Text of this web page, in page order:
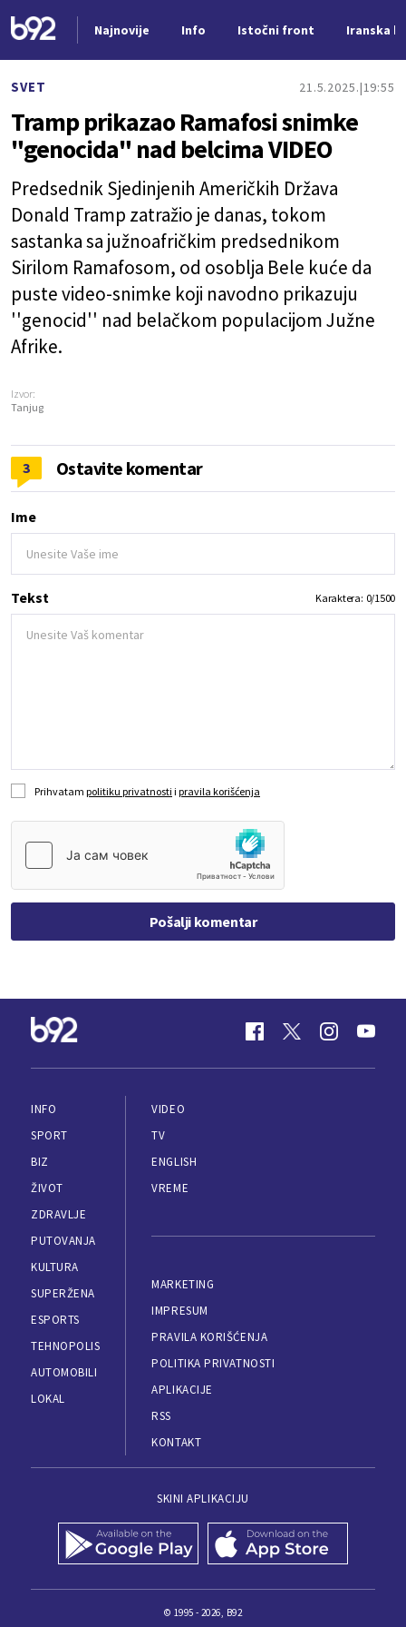
Najnovije Info Istočni front Iranska
SVET 21.5.2025. 19:55
Tramp prikazao Ramafosi snimke
"genocida" nad belcima VIDEO
Predsednik Sjedinjenih Američkih Država
Donald Tramp zatražio je danas, tokom
sastanka sa južnoafričkim predsednikom
Sirilom Ramafosom, od osoblja Bele kuće da
puste video-snimke koji navodno prikazuju
''genocid'' nad belačkom populacijom Južne
Afrike.
Izvor:
Tanjug
3 Ostavite komentar
Ime
Tekst Karaktera: 0/1500
Prihvatam politiku privatnosti i pravila korišćenja
Pošalji komentar
INFO
SPORT
BIZ
ŽIVOT
ZDRAVLJE
PUTOVANJA
KULTURA
SUPERŽENA
ESPORTS
TEHNOPOLIS
AUTOMOBILI
LOKAL
VIDEO
TV
ENGLISH
VREME
MARKETING
IMPRESUM
PRAVILA KORIŠĆENJA
POLITIKA PRIVATNOSTI
APLIKACIJE
RSS
KONTAKT
SKINI APLIKACIJU
© 1995 - 2026, B92